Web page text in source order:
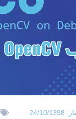
24/10/1398